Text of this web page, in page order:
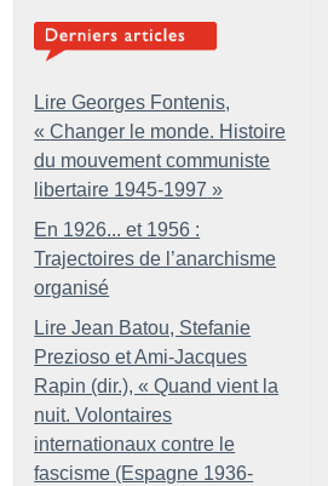
Lire Georges Fontenis,
« Changer le monde. Histoire
du mouvement communiste
libertaire 1945-1997 »
En 1926... et 1956 :
Trajectoires de l’anarchisme
organisé
Lire Jean Batou, Stefanie
Prezioso et Ami-Jacques
Rapin (dir.), « Quand vient la
nuit. Volontaires
internationaux contre le
fascisme (Espagne 1936-